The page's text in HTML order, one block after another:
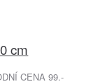
cm
CENA 99.-